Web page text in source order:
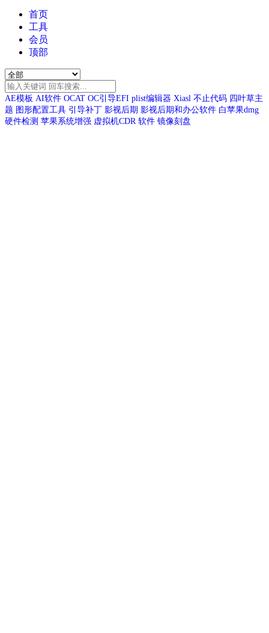
首页
工具
会员
顶部
AE模板 AI软件 OCAT OC引导EFI plist编辑器 Xiasl 不止代码 四叶草主
题 图形配置工具 引导补丁 影视后期 影视后期和办公软件 白苹果dmg
硬件检测 苹果系统增强 虚拟机CDR 软件 镜像刻盘